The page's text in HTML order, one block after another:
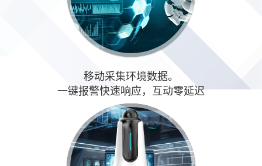
移动采集环境数据。
一键报警快速响应，互动零延迟